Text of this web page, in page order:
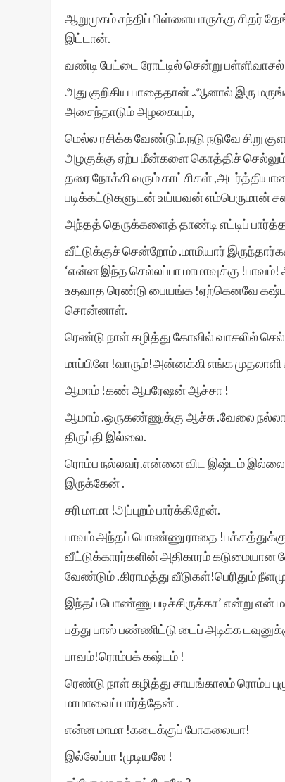
ஆறுமுகம் சந்திப் பிள்ளையாருக்கு சிதர்
இட்டான்.
வண்டி பேட்டை ரோட்டில் சென்று பள்ளிவாசல்
அது குறிகிய பாதைதான் .ஆனால் இரு
அசைந்தாடும் அழகையும்,
மெல்ல ரசிக்க வேண்டும்.நடு நடுவே
அழகுக்கு ஏற்ப மீன்களை கொத்திச்
தரை நோக்கி வரும் காட்சிகள்
படிக்கட்டுகளுடன் உய்யவன் எம்பெருமான்
அந்தத் தெருக்களைத் தாண்டி எட்டிப்
வீட்டுக்குச் சென்றோம் .மாமியார்
‘என்ன இந்த செல்லப்பா மாமாவுக்கு
உதவாத ரெண்டு பையங்க !ஏற்கெனவே
சொன்னாள்.
ரெண்டு நாள் கழித்து கோவில் வாசலில்
மாப்பிளே !வாரும்!அன்னக்கி எங்க
ஆமாம் !கண் ஆபரேஷன் ஆச்சா !
ஆமாம் .ஒருகண்ணுக்கு ஆச்சு .வேலை
திருப்தி இல்லை.
ரொம்ப நல்லவர்.என்னை விட இஷ்டம்
இருக்கேன் .
சரி மாமா !அப்புறம் பார்க்கிறேன்.
பாவம் அந்தப் பொண்ணு ராதை
வீட்டுக்காரர்களின் அதிகாரம்
வேண்டும் .கிராமத்து வீடுகள்!பெரிதும்
இந்தப் பொண்ணு படிச்சிருக்கா’ என்று
பத்து பாஸ் பண்ணிட்டு டைப் அடிக்க
பாவம்!ரொம்பக் கஷ்டம் !
ரெண்டு நாள் கழித்து சாயங்காலம் ரொம்ப
மாமாவைப் பார்த்தேன் .
என்ன மாமா !கடைக்குப் போகலையா!
இல்லேப்பா !முடியலே !